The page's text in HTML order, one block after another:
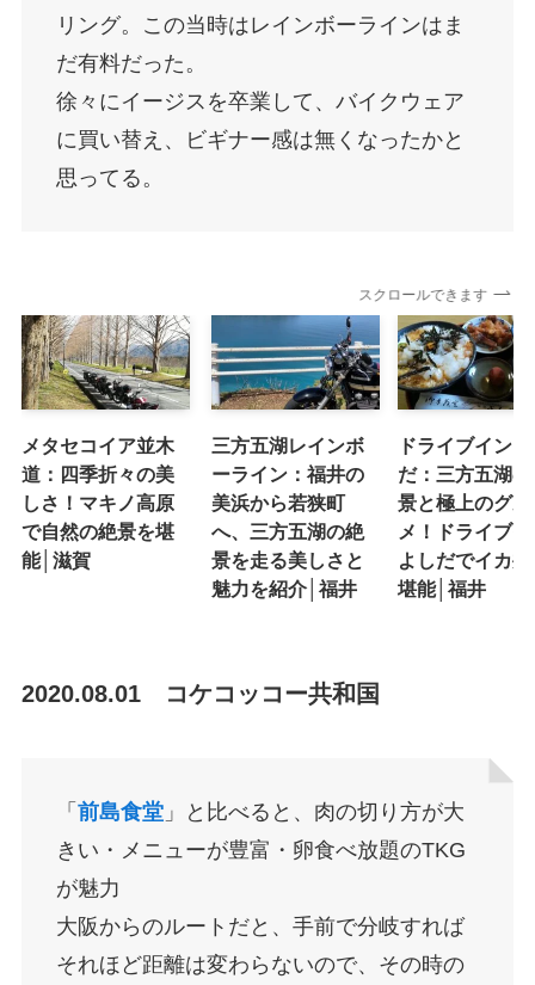
リング。この当時はレインボーラインはま
だ有料だった。
徐々にイージスを卒業して、バイクウェア
に買い替え、ビギナー感は無くなったかと
思ってる。
スクロールできます
メタセコイア並木
道：四季折々の美
しさ！マキノ高原
で自然の絶景を堪
能│滋賀
三方五湖レインボ
ーライン：福井の
美浜から若狭町
へ、三方五湖の絶
景を走る美しさと
魅力を紹介│福井
ドライブイン
だ：三方五湖
景と極上のグル
メ！ドライブ
よしだでイカ
堪能│福井
2020.08.01 コケコッコー共和国
「 前島食堂」と比べると、肉の切り方が大
きい・メニューが豊富・卵食べ放題のTKG
が魅力
大阪からのルートだと、手前で分岐すれば
それほど距離は変わらないので、その時の